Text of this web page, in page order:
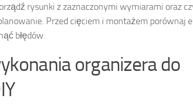
rysunki z zaznaczonymi wymiarami oraz
Przed cięciem i montażem porównaj
błędów.
organizera do